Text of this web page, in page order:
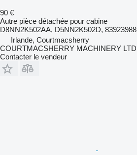
90 €
Autre pièce détachée pour cabine
D8NN2K502AA, D5NN2K502D, 83923988
Irlande, Courtmacsherry
COURTMACSHERRY MACHINERY LTD
Contacter le vendeur